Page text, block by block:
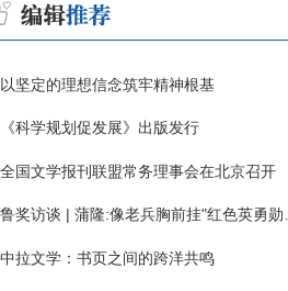
以坚定的理想信念筑牢精神根基
《科学规划促发展》出版发行
全国文学报刊联盟常务理事会在北京召开
鲁奖访谈 | 蒲隆:像老兵胸前挂"红色英勇勋章"
中拉文学：书页之间的跨洋共鸣